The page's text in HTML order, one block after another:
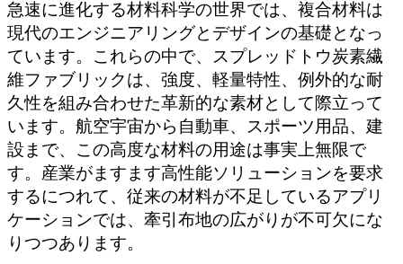
急速に進化する材料科学の世界では、複合材料は
現代のエンジニアリングとデザインの基礎となっ
ています。これらの中で、スプレッドトウ炭素繊
維ファブリックは、強度、軽量特性、例外的な耐
久性を組み合わせた革新的な素材として際立って
います。航空宇宙から自動車、スポーツ用品、建
設まで、この高度な材料の用途は事実上無限で
す。産業がますます高性能ソリューションを要求
するにつれて、従来の材料が不足しているアプリ
ケーションでは、牽引布地の広がりが不可欠にな
りつつあります。